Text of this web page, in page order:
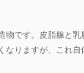
物です。皮脂腺と
なりますが、これ